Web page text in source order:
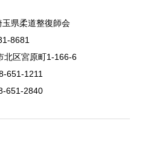
県柔道整復師会
8681
北区宮原町1-166-6
651-1211
651-2840